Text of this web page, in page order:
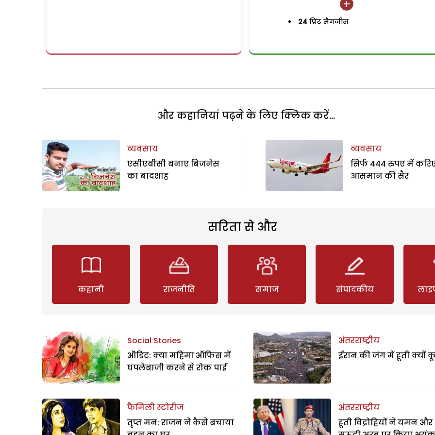
24 प्रिंट मैगजीन
और कहानियां पढ़ने के लिए क्लिक करें...
व्यवसाय
एसीएबीसी बनाए बिजनेस
का बादशाह
व्यवसाय
सिर्फ 444 रुपए में
आसमान की सैर
सरिता से और
कहानी राजनीति समाज संपादकीय
Social Stories
ऑडिट: क्या महिमा ऑफिस में
घपलेबाजी करने से रोक पाई
फैमिली स्टोरीज
तृप्त मन: राजन ने कैसे बचाया
अंतरराष्ट्रीय
ईरान की जंग में हूती क्यों
अंतरराष्ट्रीय
हूती विद्रोहियों ने यमन और